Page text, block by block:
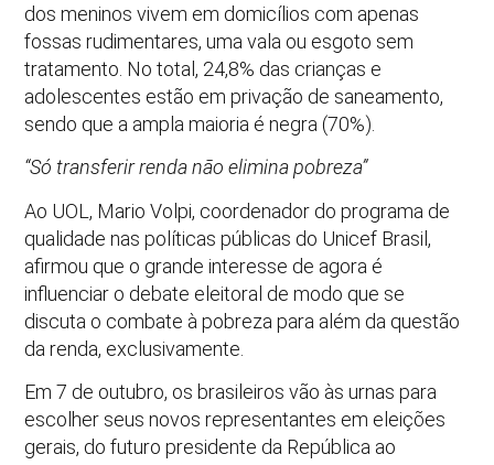
dos meninos vivem em domicílios com apenas
fossas rudimentares, uma vala ou esgoto sem
tratamento. No total, 24,8% das crianças e
adolescentes estão em privação de saneamento,
sendo que a ampla maioria é negra (70%).
“Só transferir renda não elimina pobreza”
Ao UOL, Mario Volpi, coordenador do programa de
qualidade nas políticas públicas do Unicef Brasil,
afirmou que o grande interesse de agora é
influenciar o debate eleitoral de modo que se
discuta o combate à pobreza para além da questão
da renda, exclusivamente.
Em 7 de outubro, os brasileiros vão às urnas para
escolher seus novos representantes em eleições
gerais, do futuro presidente da República ao